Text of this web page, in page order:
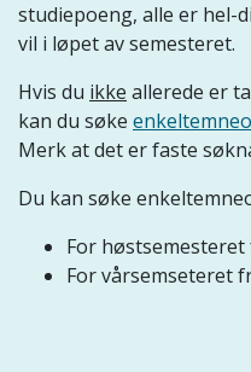
studiepoeng, alle er hel-
vil i løpet av semesteret.
Hvis du ikke allerede er
kan du søke
Merk at det er faste
Du kan søke
For høstsemesteret
For vårsemseteret